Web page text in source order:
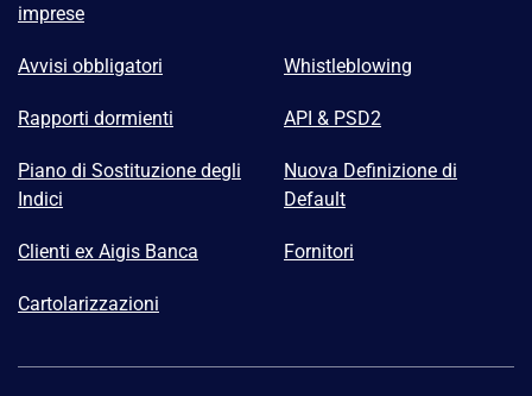
imprese
Avvisi obbligatori Whistleblowing
Rapporti dormienti API & PSD2
Piano di Sostituzione degli
Indici
Nuova Definizione di
Default
Clienti ex Aigis Banca Fornitori
Cartolarizzazioni